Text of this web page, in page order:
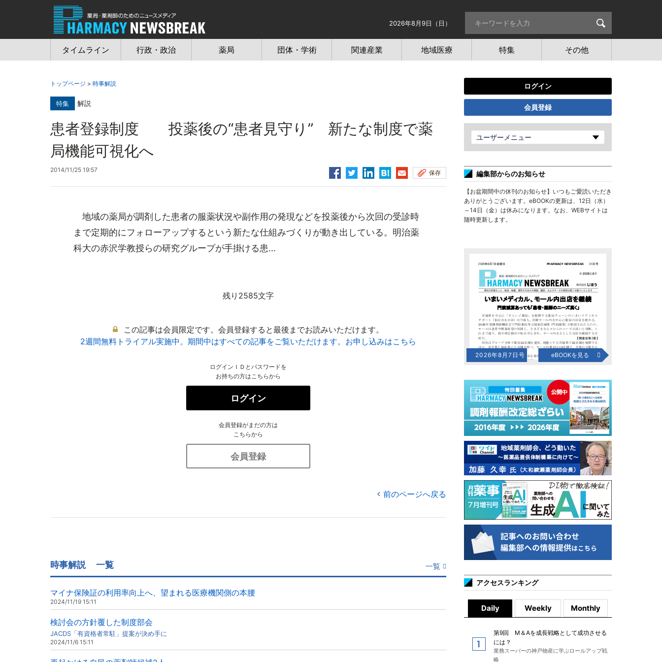
2026年8月9日（日）
タイムライン 行政・政治 薬局 団体・学術 関連産業 地域医療 特集 その他
トップページ > 時事解説
特集 解説
患者登録制度 投薬後の“患者見守り” 新たな制度で薬
局機能可視化へ
2014/11/25 19:57 保存
地域の薬局が調剤した患者の服薬状況や副作用の発現などを投薬後から次回の受診時
まで定期的にフォローアップするという新たな仕組みづくりが動き出している。明治薬
科大の赤沢学教授らの研究グループが手掛ける患...
残り2585文字
この記事は会員限定です。会員登録すると最後までお読みいただけます。
2週間無料トライアル実施中。期間中はすべての記事をご覧いただけます。お申し込みはこちら
ログインＩＤとパスワードを
お持ちの方はこちらから
ログイン
会員登録がまだの方は
こちらから
会員登録
前のページへ戻る
時事解説 一覧 一覧
マイナ保険証の利用率向上へ、望まれる医療機関側の本腰
2024/11/19 15:11
検討会の方針覆した制度部会
JACDS「有資格者常駐」提案が決め手に
2024/11/6 15:11
ログイン
会員登録
ユーザーメニュー
編集部からのお知らせ
【お盆期間中の休刊のお知らせ】いつもご愛読いただき
ありがとうございます。eBOOKの更新は、12日（水）
～14日（金）は休みになります。なお、WEBサイトは
随時更新します。
2026年8月7日号 eBOOKを見る
アクセスランキング
Daily Weekly Monthly
第9回 M＆Aを成長戦略として成功させる
には？
業務スーパーの神戸物産に学ぶロールアップ戦
略